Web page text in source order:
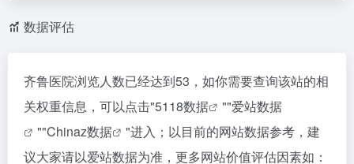
数据评估
齐鲁医院浏览人数已经达到53，如你需要查询该站的相
关权重信息，可以点击"5118数据 ""爱站数据
""Chinaz数据
"进入；以目前的网站数据参考，建
议大家请以爱站数据为准，更多网站价值评估因素如：